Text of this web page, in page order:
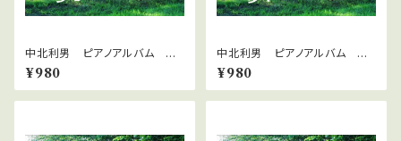
中北利男 ピアノアルバム 夢
３
¥980
中北利男 ピアノアルバム 夢
４
¥980